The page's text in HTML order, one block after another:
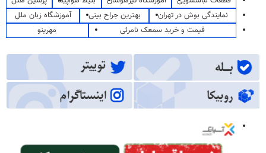
نمایندگی بوش در تهران
بهترین جراح بینی
آموزشگاه زبان ملل
قیمت و خرید سمعک نامرئی
مهرینو